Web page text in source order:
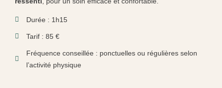
Durée : 1h15
Tarif : 85 €
Fréquence conseillée : ponctuelles ou régulières selon
l’activité physique